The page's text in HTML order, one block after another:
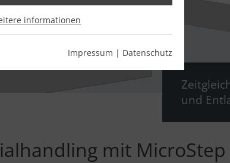
und
mit MicroStep
informationen
Impressum | Datenschutz